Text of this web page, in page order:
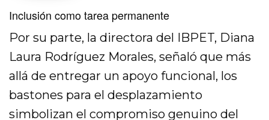
Inclusión como tarea permanente
Por su parte, la directora del IBPET, Diana
Laura Rodríguez Morales, señaló que más
allá de entregar un apoyo funcional, los
bastones para el desplazamiento
simbolizan el compromiso genuino del